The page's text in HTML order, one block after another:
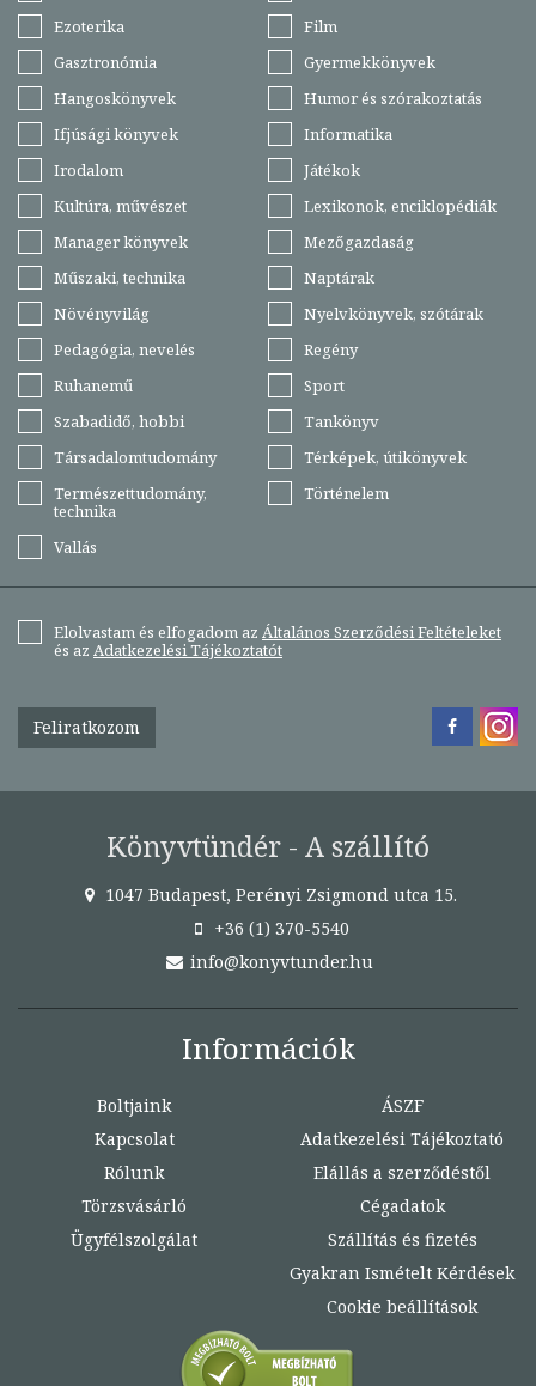
Ezoterika
Film
Gasztronómia
Gyermekkönyvek
Hangoskönyvek
Humor és szórakoztatás
Ifjúsági könyvek
Informatika
Irodalom
Játékok
Kultúra, művészet
Lexikonok, enciklopédiák
Manager könyvek
Mezőgazdaság
Műszaki, technika
Naptárak
Növényvilág
Nyelvkönyvek, szótárak
Pedagógia, nevelés
Regény
Ruhanemű
Sport
Szabadidő, hobbi
Tankönyv
Társadalomtudomány
Térképek, útikönyvek
Természettudomány,
technika
Történelem
Vallás
Elolvastam és elfogadom az Általános Szerződési Feltételeket
és az Adatkezelési Tájékoztatót
Feliratkozom
Könyvtündér - A szállító
1047 Budapest, Perényi Zsigmond utca 15.
+36 (1) 370-5540
info@konyvtunder.hu
Információk
Boltjaink
Kapcsolat
Rólunk
Törzsvásárló
Ügyfélszolgálat
ÁSZF
Adatkezelési Tájékoztató
Elállás a szerződéstől
Cégadatok
Szállítás és fizetés
Gyakran Ismételt Kérdések
Cookie beállítások